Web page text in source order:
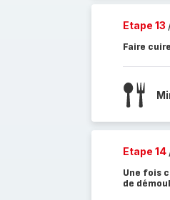
Etape 13
Faire
Etape 14
Une fois
de